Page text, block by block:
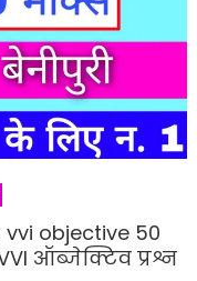
vvi objective 50
ऑब्जेक्टिव प्रश्न